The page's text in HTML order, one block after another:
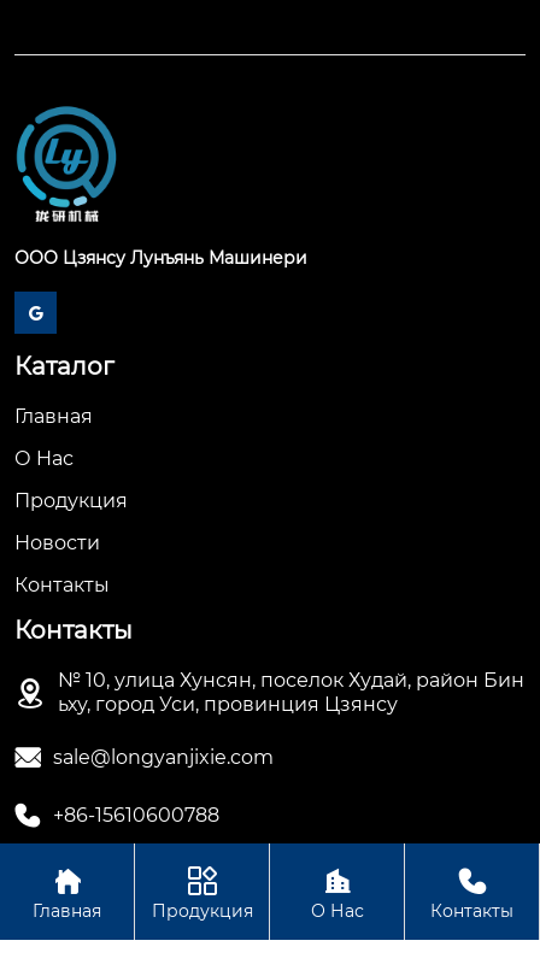
ООО Цзянсу Лунъянь Машинери

Каталог
Главная
О Hас
Продукция
Новости
Контакты
Контакты

№ 10, улица Хунсян, поселок Худай, район Бин
ьху, город Уси, провинция Цзянсу
 sale@longyanjixie.com
 +86-15610600788
Авторское право©ООО Цзянсу Лунъянь Машинери

Главная

Продукция

О Нас

Контакты